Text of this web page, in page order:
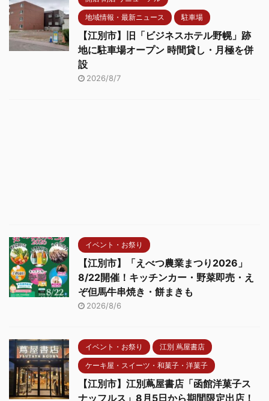
地域情報・最新ニュース 駐車場
【江別市】旧「ビジネスホテル野幌」跡
地に駐車場オープン 時間貸し・月極を併
設
2026/8/7
イベント・お祭り
【江別市】「えべつ農業まつり2026」
8/22開催！キッチンカー・野菜即売・え
ぞ但馬牛串焼き・餅まきも
2026/8/6
イベント・お祭り 江別 蔦屋書店
ケーキ屋・スイーツ・和菓子・洋菓子
【江別市】江別蔦屋書店「函館洋菓子ス
ナッフルス」8月5日から期間限定出店！